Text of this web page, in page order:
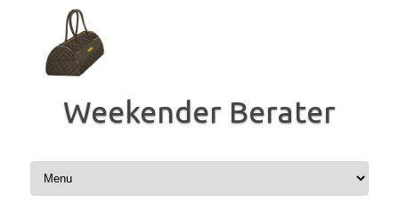
springen
Weekender Berater